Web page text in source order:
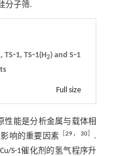
分子筛.
TS⁃1(H2) and S⁃1
Full size
性能是分析金属与载体相
响的重要因素 ［29， 30］ .
S-1催化剂的氢气程序升